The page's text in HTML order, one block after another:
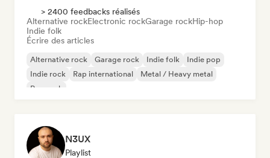
> 2400 feedbacks réalisés
Alternative rockElectronic rockGarage rockHip-hop
Indie folk
Écrire des articles
Alternative rock Garage rock Indie folk
Indie pop
Indie rock
Rap international
Metal / Heavy metal
Pop rock
N3UX
Playlist